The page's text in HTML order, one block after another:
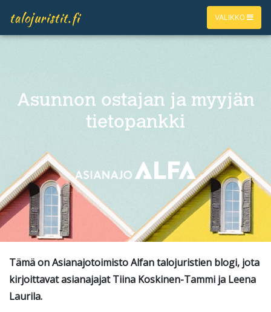
talojuristit.fi VALIKKO
Asunnon ostajan ja myyjän
tietopankki
Tämä on Asianajotoimisto Alfan talojuristien blogi, jota
kirjoittavat asianajajat Tiina Koskinen-Tammi ja Leena
Laurila.